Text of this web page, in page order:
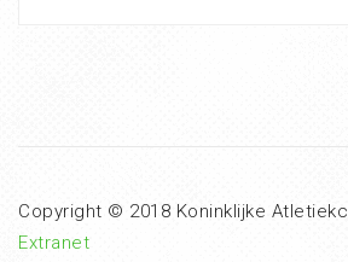
Copyright © 2018 Koninklijke
Extranet